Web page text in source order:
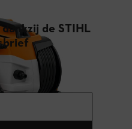
de STIHL